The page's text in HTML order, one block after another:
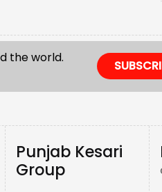
the world.
Punjab Kesari
Group